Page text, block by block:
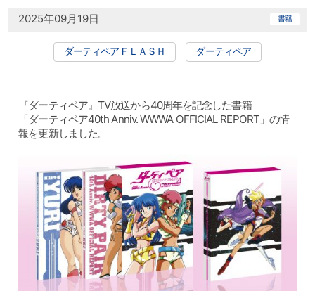
2025年09月19日 書籍
ダーティペアＦＬＡＳＨ ダーティペア
『ダーティペア』TV放送から40周年を記念した書籍
「ダーティペア40th Anniv. WWWA OFFICIAL REPORT」の情
報を更新しました。